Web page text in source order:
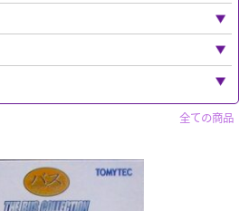
スポーン
マクロス
ベルセルク
ナイトメア
マジカルコレクション
ボックス入り
超合金
鉄人２８号
チョロQその他
チョロＱゼロ
ウエポンなど
「フィギュア」全て
ホットトイズ
PREMiUM・X
警察 消防
トミカ
フィギュア
その他
キャラクター
全ての商品